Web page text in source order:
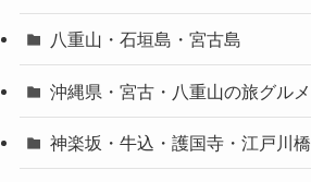
八重山・石垣島・宮古島
沖縄県・宮古・八重山の旅グルメ
神楽坂・牛込・護国寺・江戸川橋